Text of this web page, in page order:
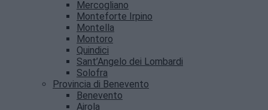
Mercogliano
Monteforte Irpino
Montella
Montoro
Quindici
Sant’Angelo dei Lombardi
Solofra
Provincia di Benevento
Benevento
Airola